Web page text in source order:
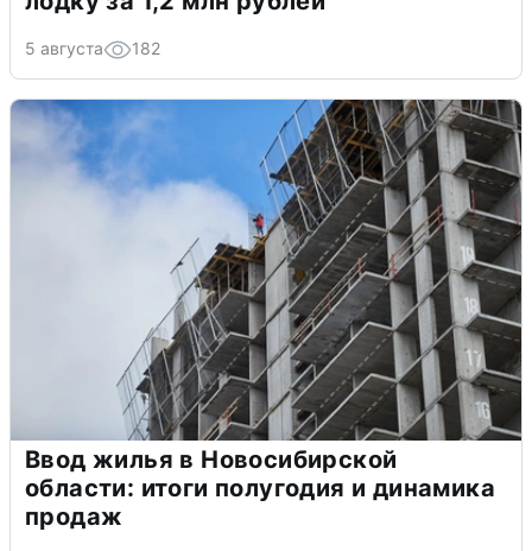
5 августа 182
Ввод жилья в Новосибирской
области: итоги полугодия и динамика
продаж